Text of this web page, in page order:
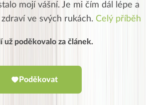
mojí vášní. Je mi čím dál lépe a
ve svých rukách. Celý příběh
už poděkovalo za článek.
Poděkovat